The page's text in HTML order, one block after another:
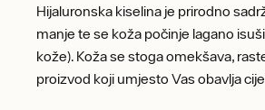
Hijaluronska kiselina je prirodno
manje te se koža počinje lagano
kože). Koža se stoga omekšava,
proizvod koji umjesto Vas obavlja